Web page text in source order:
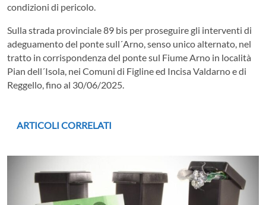
condizioni di pericolo.
Sulla strada provinciale 89 bis per proseguire gli interventi di
adeguamento del ponte sull´Arno, senso unico alternato, nel
tratto in corrispondenza del ponte sul Fiume Arno in località
Pian dell´Isola, nei Comuni di Figline ed Incisa Valdarno e di
Reggello, fino al 30/06/2025.
ARTICOLI CORRELATI